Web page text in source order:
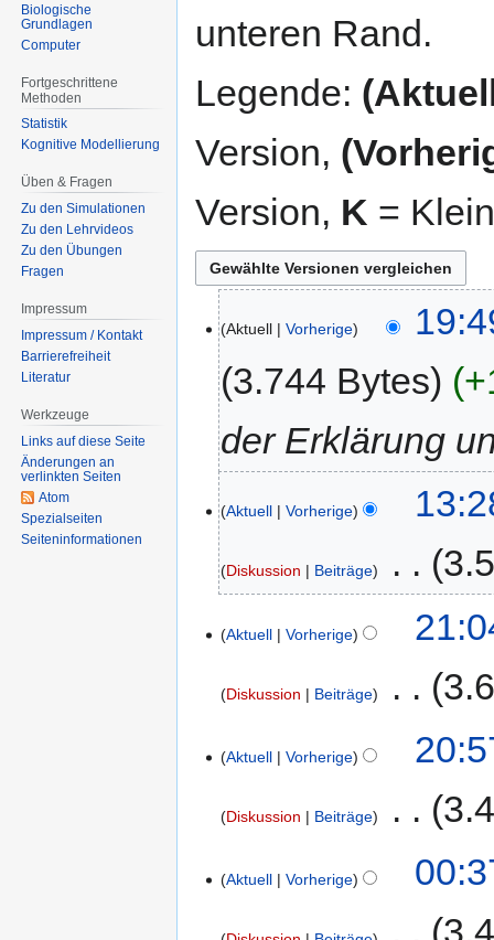
unteren Rand.
Legende:
Version,
Version, K =
Januar
2022
Aktuell Vorherige
3.744 Bytes
der Erklärung
Januar
2022
Aktuell Vorherige
Diskussion Beiträge
e
e
e
b
i
Juli Aktuell Vorherige
Diskussion Beiträge
e
e
e
JanuarAktuell Vorherige
Diskussion Beiträge
eAktuell Vorherige
Biologische
Grundlagen
Computer
Fortgeschrittene
Methoden
Statistik
Kognitive Modellierung
Üben & Fragen
Zu den Simulationen
Zu den Lehrvideos
Zu den Übungen
Fragen
Impressum
Impressum / Kontakt
Barrierefreiheit
Literatur
Werkzeuge
Links auf diese Seite
Änderungen an
verlinkten Seiten
Atom
Spezialseiten
Seiten­informationen